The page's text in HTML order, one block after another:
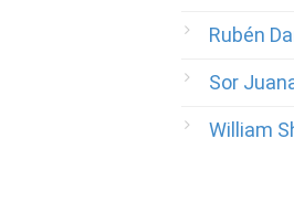
Rubén
Sor
William